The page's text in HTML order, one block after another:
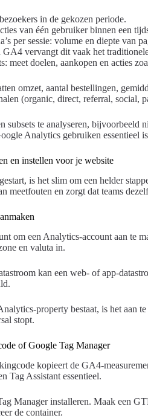
in de gekozen periode.
van één gebruiker binnen een
per sessie: volume en diepte van
GA4 vervangt dit vaak het
meet doelen, aankopen en acties
omzet, aantal bestellingen,
(organic, direct, referral, social,
subsets te analyseren, bijvoorbeeld
Analytics gebruiken essentieel
en instellen voor je website
is het slim om een helder
meetfouten en zorgt dat teams
om een Analytics-account aan te
en valuta in.
kan een web- of app-
property bestaat, is het aan
stopt.
of Google Tag Manager
kopieert de GA4-
Tag Assistant essentieel.
Manager installeren. Maak een
de container.